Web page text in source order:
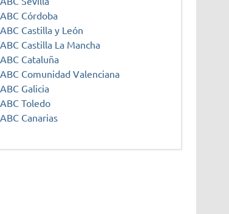
ABC Córdoba
ABC Castilla y León
ABC Castilla La Mancha
ABC Cataluña
ABC Comunidad Valenciana
ABC Galicia
ABC Toledo
ABC Canarias